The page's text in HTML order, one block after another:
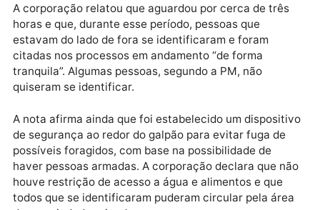
manutenção da posse souberam da realização de
reunião com integrantes de três acampamentos e,
acompanhadas de um oficial de Justiça, foram ao
A PM afirma que houve tentativa de representantes
Incra de impedir a entrada das equipes na reunião.
A corporação relatou que aguardou por cerca de
horas e que, durante esse período, pessoas que
estavam do lado de fora se identificaram e foram
citadas nos processos em andamento “de forma
tranquila”. Algumas pessoas, segundo a PM, não
quiseram se identificar.